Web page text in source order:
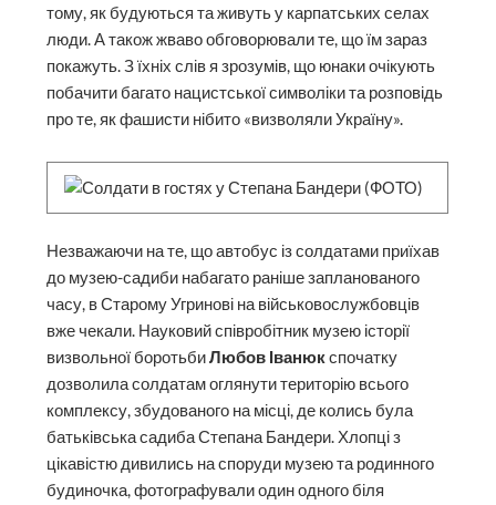
тому, як будуються та живуть у карпатських селах
люди. А також жваво обговорювали те, що їм зараз
покажуть. З їхніх слів я зрозумів, що юнаки очікують
побачити багато нацистської символіки та розповідь
про те, як фашисти нібито «визволяли Україну».
Незважаючи на те, що автобус із солдатами приїхав
до музею-садиби набагато раніше запланованого
часу, в Старому Угринові на військовослужбовців
вже чекали. Науковий співробітник музею історії
визвольної боротьбиЛюбов Іванюкспочатку
дозволила солдатам оглянути територію всього
комплексу, збудованого на місці, де колись була
батьківська садиба Степана Бандери. Хлопці з
цікавістю дивились на споруди музею та родинного
будиночка, фотографували один одного біля